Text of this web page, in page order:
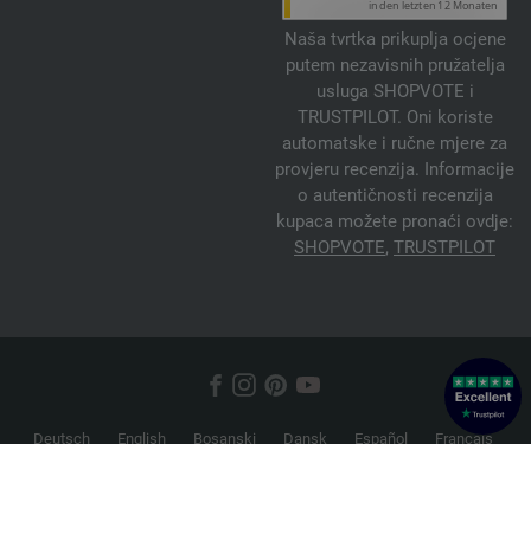
Naša tvrtka prikuplja ocjene
putem nezavisnih pružatelja
usluga SHOPVOTE i
TRUSTPILOT. Oni koriste
automatske i ručne mjere za
provjeru recenzija. Informacije
o autentičnosti recenzija
kupaca možete pronaći ovdje:
SHOPVOTE, TRUSTPILOT
Deutsch English Bosanski Dansk Español
Français